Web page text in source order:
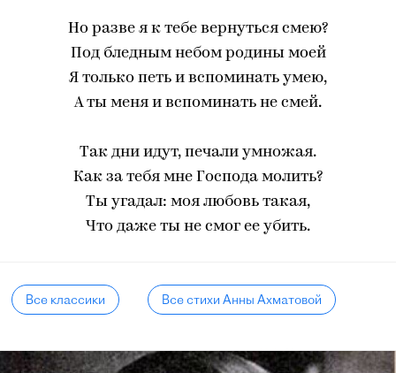
Но разве я к тебе вернуться смею?
Под бледным небом родины моей
Я только петь и вспоминать умею,
А ты меня и вспоминать не смей.
Так дни идут, печали умножая.
Как за тебя мне Господа молить?
Ты угадал: моя любовь такая,
Что даже ты не смог ее убить.
Все классики Все стихи Анны Ахматовой